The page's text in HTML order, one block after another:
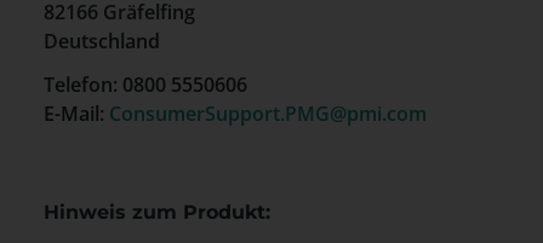
82166 Gräfelfing
Deutschland
Telefon: 0800 5550606
E-Mail: ConsumerSupport.PMG@pmi.com
Hinweis zum Produkt: